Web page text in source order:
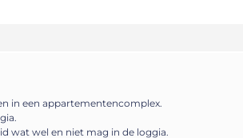
in een appartementencomplex.
wat wel en niet mag in de loggia.